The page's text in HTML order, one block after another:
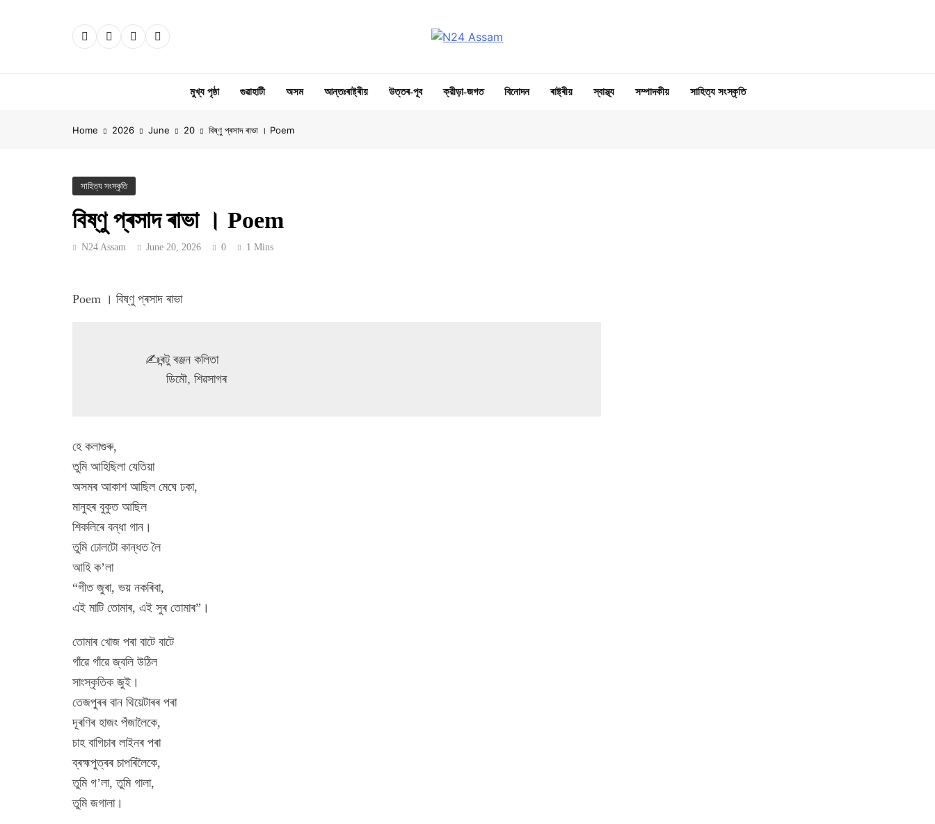
মুখ্য পৃষ্ঠা গুৱাহাটী অসম আন্তঃৰাষ্ট্ৰীয় উত্তৰ-পূব ক্রীড়া-জগত বিনোদন ৰাষ্ট্ৰীয় স্বাস্থ্য সম্পাদকীয় সাহিত্য সংস্কৃতি
Home 2026 June 20 বিষ্ণু প্ৰসাদ ৰাভা । Poem
সাহিত্য সংস্কৃতি
বিষ্ণু প্ৰসাদ ৰাভা । Poem
N24 Assam June 20, 2026 0 1 Mins
Poem । বিষ্ণু প্ৰসাদ ৰাভা
                   ডিমৌ, শিৱসাগৰ
হে কলাগুৰু,
তুমি আহিছিলা যেতিয়া
অসমৰ আকাশ আছিল মেঘে ঢকা,
মানুহৰ বুকুত আছিল
শিকলিৰে বন্ধা গান।
তুমি ঢোলটো কান্ধত লৈ
আহি ক’লা
“গীত জুৰা, ভয় নকৰিবা,
এই মাটি তোমাৰ, এই সুৰ তোমাৰ”।
তোমাৰ খোজ পৰা বাটে বাটে
গাঁৱে গাঁৱে জ্বলি উঠিল
সাংস্কৃতিক জুই।
তেজপুৰৰ বান থিয়েটাৰৰ পৰা
দূৰণিৰ হাজং পঁজালৈকে,
চাহ বাগিচাৰ লাইনৰ পৰা
ব্ৰহ্মপুত্ৰৰ চাপৰিলৈকে,
তুমি গ’লা, তুমি গালা,
তুমি জগালা।